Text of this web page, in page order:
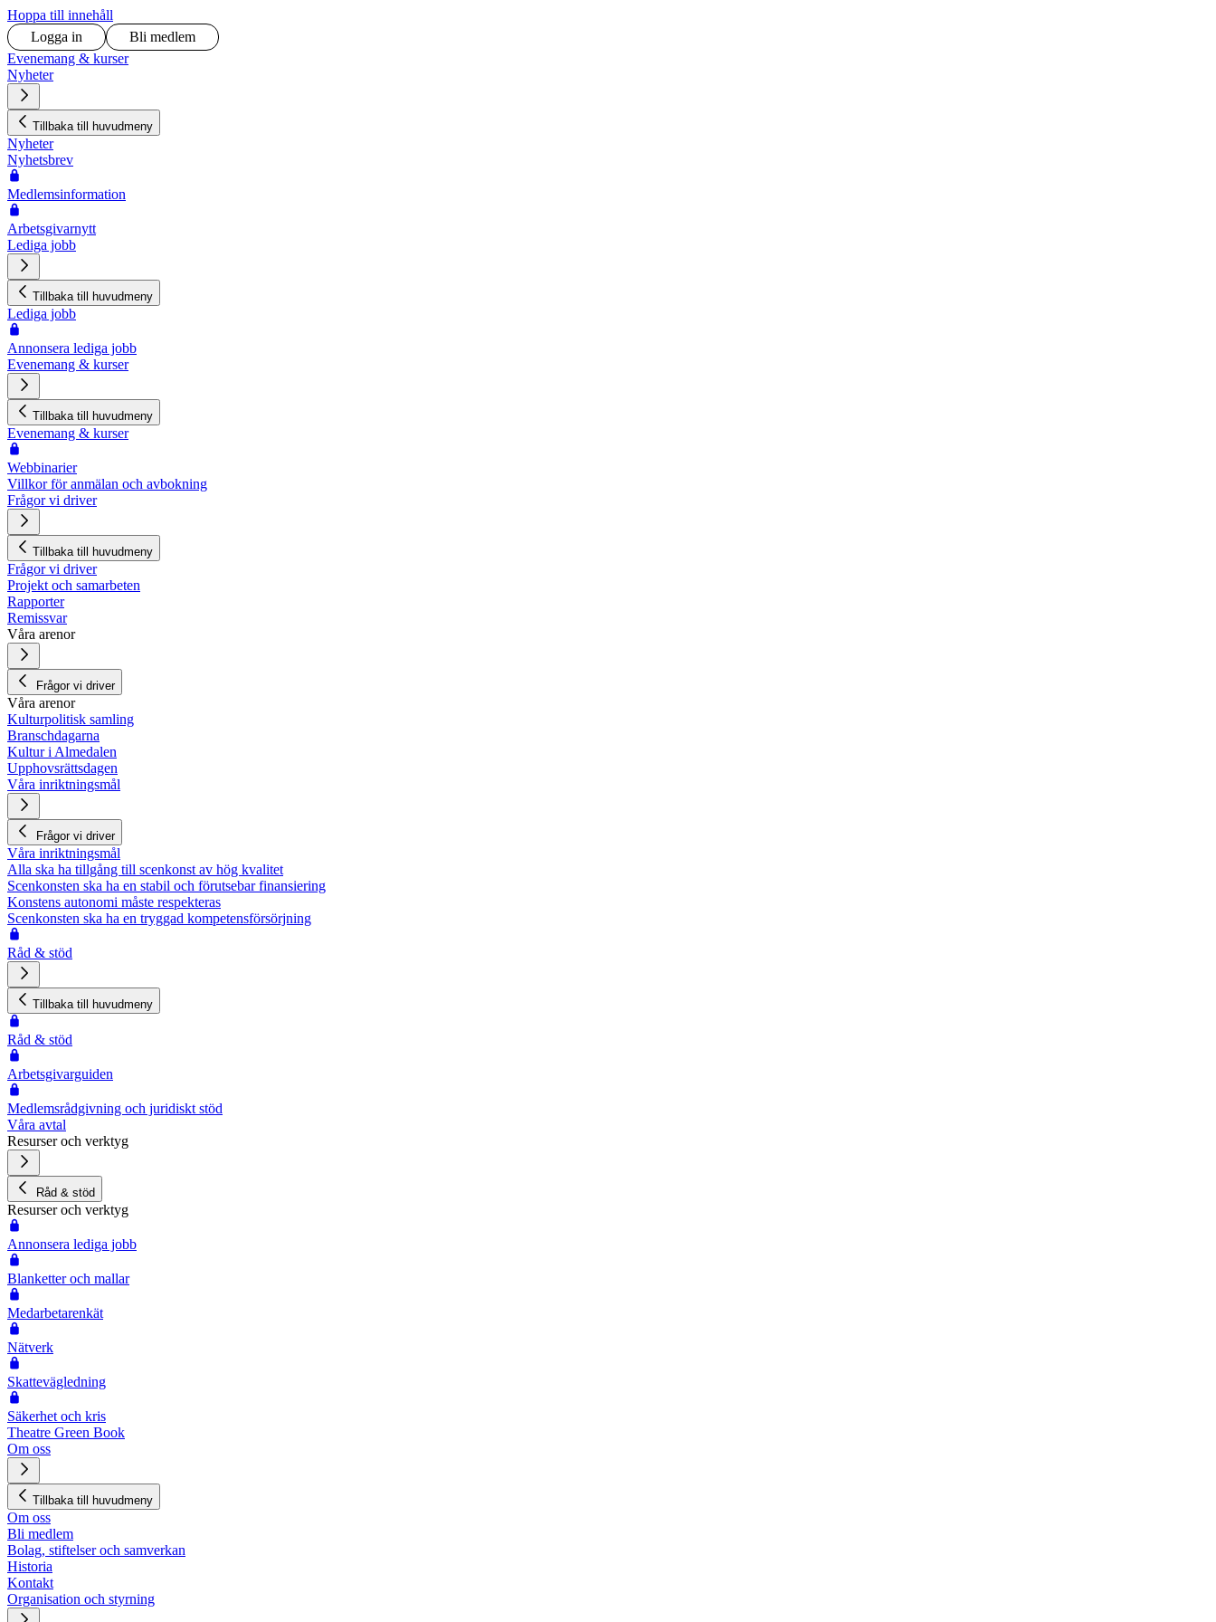
Hoppa till innehåll
Logga in
Bli medlem
Evenemang & kurser
Nyheter
Tillbaka till huvudmeny
Nyheter
Nyhetsbrev
Medlemsinformation
Arbetsgivarnytt
Lediga jobb
Tillbaka till huvudmeny
Lediga jobb
Annonsera lediga jobb
Evenemang & kurser
Tillbaka till huvudmeny
Evenemang & kurser
Webbinarier
Villkor för anmälan och avbokning
Frågor vi driver
Tillbaka till huvudmeny
Frågor vi driver
Projekt och samarbeten
Rapporter
Remissvar
Våra arenor
Frågor vi driver
Våra arenor
Kulturpolitisk samling
Branschdagarna
Kultur i Almedalen
Upphovsrättsdagen
Våra inriktningsmål
Frågor vi driver
Våra inriktningsmål
Alla ska ha tillgång till scenkonst av hög kvalitet
Scenkonsten ska ha en stabil och förutsebar finansiering
Konstens autonomi måste respekteras
Scenkonsten ska ha en tryggad kompetensförsörjning
Råd & stöd
Tillbaka till huvudmeny
Råd & stöd
Arbetsgivarguiden
Medlemsrådgivning och juridiskt stöd
Våra avtal
Resurser och verktyg
Råd & stöd
Resurser och verktyg
Annonsera lediga jobb
Blanketter och mallar
Medarbetarenkät
Nätverk
Skattevägledning
Säkerhet och kris
Theatre Green Book
Om oss
Tillbaka till huvudmeny
Om oss
Bli medlem
Bolag, stiftelser och samverkan
Historia
Kontakt
Organisation och styrning